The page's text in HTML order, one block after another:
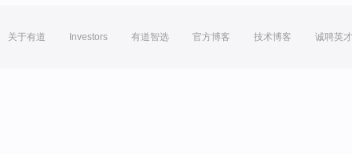
关于有道 Investors 有道智选 官方博客 技术博客 诚聘英才